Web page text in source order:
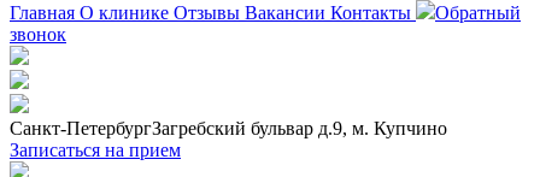
Главная О клинике Отзывы Вакансии Контакты
Обратный
звонок
Санкт-ПетербургЗагребский бульвар д.9, м. Купчино
Записаться на прием